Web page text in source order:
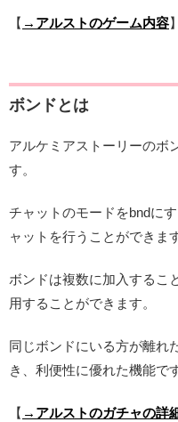
【 →アルストのゲーム内容】
ボンドとは
アルケミアストーリーのボ
す。
チャットのモードをbndに
ャットを行うことができま
ボンドは複数に加入するこ
用することができます。
同じボンドにいる方が離れ
き、利便性に優れた機能で
【 →アルストのガチャの詳